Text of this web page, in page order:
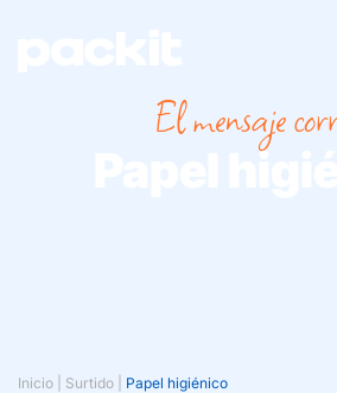
El mensaje
Papel
Inicio Surtido Papel higiénico